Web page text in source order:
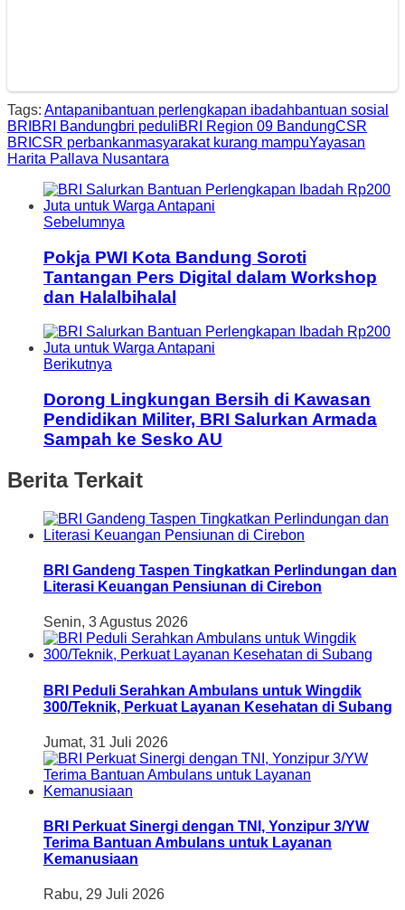
Tags: Antapanibantuan perlengkapan ibadahbantuan sosial
BRI BRI Bandungbri peduliBRI Region 09 BandungCSR
BRI CSR perbankanmasyarakat kurang mampuYayasan
Harita Pallava Nusantara
Sebelumnya
Pokja PWI Kota Bandung Soroti
Tantangan Pers Digital dalam Workshop
dan Halalbihalal
Berikutnya
Dorong Lingkungan Bersih di Kawasan
Pendidikan Militer, BRI Salurkan Armada
Sampah ke Sesko AU
Berita Terkait
BRI Gandeng Taspen Tingkatkan Perlindungan dan
Literasi Keuangan Pensiunan di Cirebon
Senin, 3 Agustus 2026
BRI Peduli Serahkan Ambulans untuk Wingdik
300/Teknik, Perkuat Layanan Kesehatan di Subang
Jumat, 31 Juli 2026
BRI Perkuat Sinergi dengan TNI, Yonzipur 3/YW
Terima Bantuan Ambulans untuk Layanan
Kemanusiaan
Rabu, 29 Juli 2026